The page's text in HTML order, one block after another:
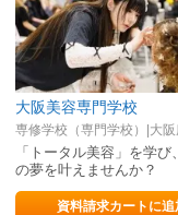
大阪美容専門学校
専修学校（専門学校）|大
「トータル美容」を学び
の夢を叶えませんか？
資料請求カートに追